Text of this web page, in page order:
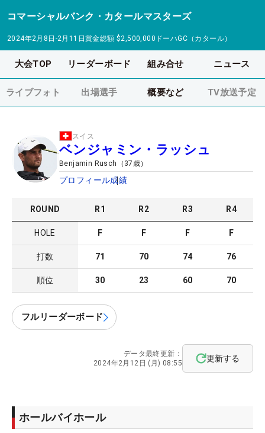
コマーシャルバンク・カタールマスターズ
2024年2月8日-2月11日賞金総額 $2,500,000 ドーハGC（カタール）
大会TOP リーダーボード 組み合せ ニュース
ライブフォト 出場選手 概要など TV放送予定
スイス
ベンジャミン・ラッシュ
Benjamin Rusch （ 37 歳）
プロフィール成績
ROUND R1 R2 R3 R4
HOLE F F F F
打数 71 70 74 76
順位 30 23 60 70
フルリーダーボード
データ最終更新：
2024年2月12日 (月) 08:55
更新する
ホールバイホール